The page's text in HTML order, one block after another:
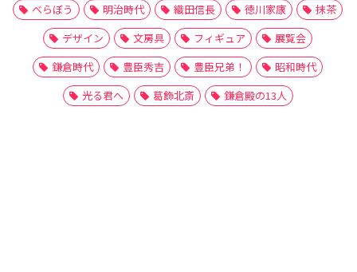
べらぼう
明治時代 織田信長 徳川家康
抹茶
デザイン
文房具 フィギュア
展覧会
鎌倉時代
豊臣秀吉 豊臣兄弟！
昭和時代
光る君へ
葛飾北斎 鎌倉殿の13人